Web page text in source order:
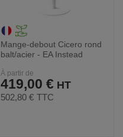
Mange-debout Cicero rond
balt/acier - EA Instead
À partir de
419,00 €
502,80 € TTC